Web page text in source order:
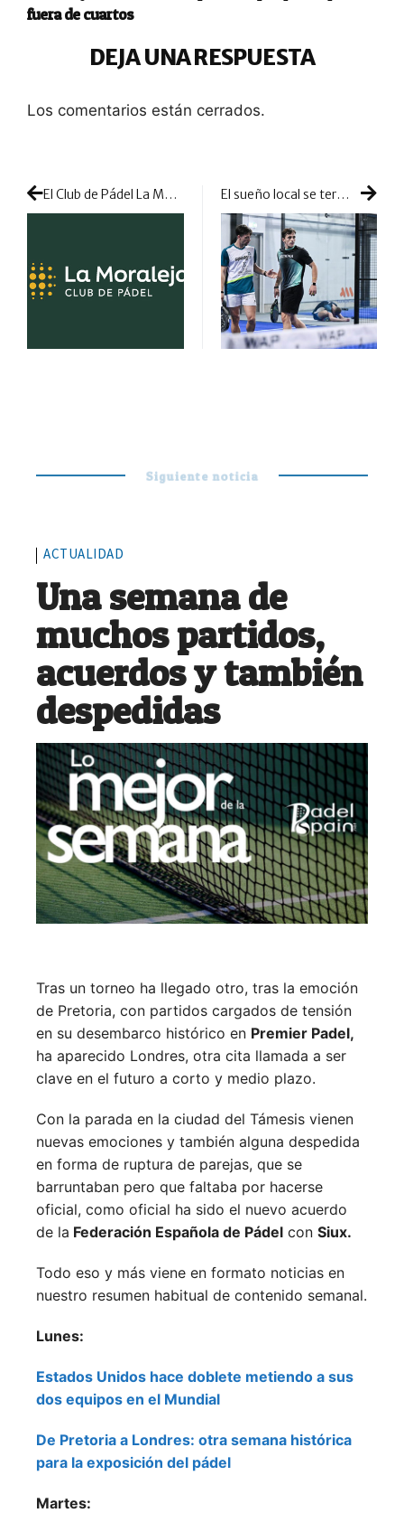
fuera de cuartos
DEJA UNA RESPUESTA
Los comentarios están cerrados.
El Club de Pádel La Moraleja renueva su imagen en una apuesta por reinventarse y seguir mejorando El sueño local se termina en previas pero con una gran imagen
Siguiente noticia
ACTUALIDAD
Una semana de
muchos partidos,
acuerdos y también
despedidas
Tras un torneo ha llegado otro, tras la emoción
de Pretoria, con partidos cargados de tensión
en su desembarco histórico en Premier Padel,
ha aparecido Londres, otra cita llamada a ser
clave en el futuro a corto y medio plazo.
Con la parada en la ciudad del Támesis vienen
nuevas emociones y también alguna despedida
en forma de ruptura de parejas, que se
barruntaban pero que faltaba por hacerse
oficial, como oficial ha sido el nuevo acuerdo
de la Federación Española de Pádel con Siux.
Todo eso y más viene en formato noticias en
nuestro resumen habitual de contenido semanal.
Lunes:
Estados Unidos hace doblete metiendo a sus
dos equipos en el Mundial
De Pretoria a Londres: otra semana histórica
para la exposición del pádel
Martes: